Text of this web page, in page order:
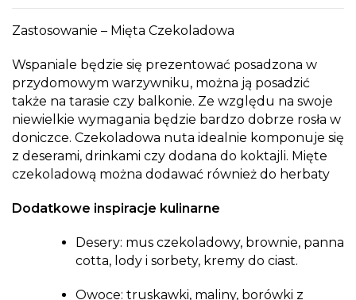
Zastosowanie – Mięta Czekoladowa
Wspaniale będzie się prezentować posadzona w
przydomowym warzywniku, można ją posadzić
także na tarasie czy balkonie. Ze względu na swoje
niewielkie wymagania będzie bardzo dobrze rosła w
doniczce. Czekoladowa nuta idealnie komponuje się
z deserami, drinkami czy dodana do koktajli. Mięte
czekoladową można dodawać również do herbaty
Dodatkowe inspiracje kulinarne
Desery: mus czekoladowy, brownie, panna
cotta, lody i sorbety, kremy do ciast.
Owoce: truskawki, maliny, borówki z